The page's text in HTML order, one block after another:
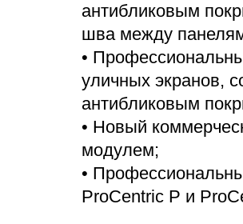
антибликовым
шва между
•
уличных экранов,
антибликовым
• Новый
модулем;
•
ProCentric P и